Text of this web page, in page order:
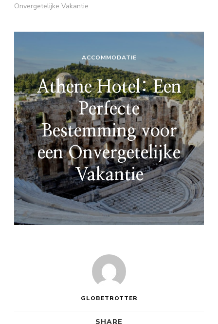
Onvergetelijke Vakantie
ACCOMMODATIE
Athene Hotel: Een
Perfecte
Bestemming voor
een Onvergetelijke
Vakantie
GLOBETROTTER
SHARE